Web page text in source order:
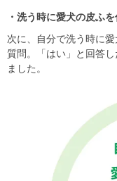
・洗う時に愛犬の皮ふ
次に、自分で洗う時に
質問。「はい」と回答
ました。